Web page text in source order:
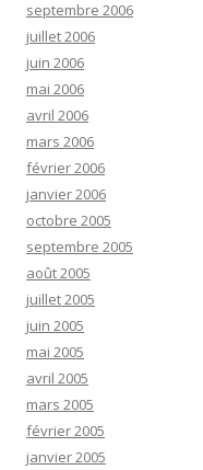
septembre 2006
juillet 2006
juin 2006
mai 2006
avril 2006
mars 2006
février 2006
janvier 2006
octobre 2005
septembre 2005
août 2005
juillet 2005
juin 2005
mai 2005
avril 2005
mars 2005
février 2005
janvier 2005